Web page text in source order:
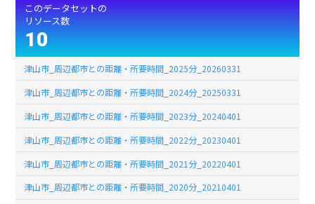
このデータセットの
リソース数
10
津山市_周辺都市との距離・所要時間_2025分_20260331
津山市_周辺都市との距離・所要時間_2024分_20250331
津山市_周辺都市との距離・所要時間_2023分_20240401
津山市_周辺都市との距離・所要時間_2022分_20230401
津山市_周辺都市との距離・所要時間_2021分_20220401
津山市_周辺都市との距離・所要時間_2020分_20210401